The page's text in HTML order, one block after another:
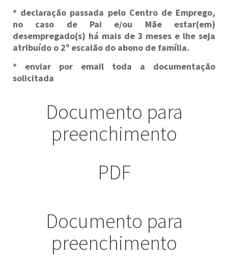
* declaração passada pelo Centro de Emprego,
no caso de Pai e/ou Mãe estar(em)
desempregado(s) há mais de 3 meses e lhe seja
atribuído o 2º escalão do abono de família.
* enviar por email toda a documentação
solicitada
Documento para
preenchimento
PDF
Documento para
preenchimento